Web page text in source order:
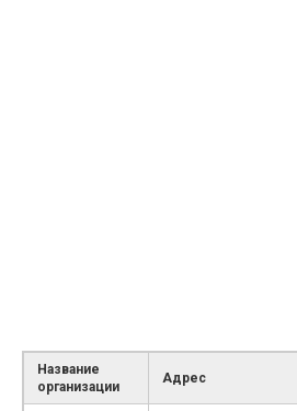
Название
организации
Адрес